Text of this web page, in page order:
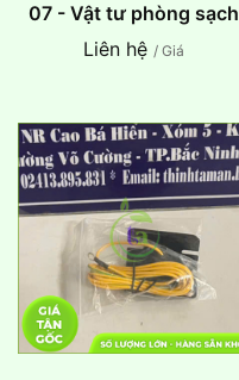
07 - Vật tư phòng sạch
Liên hệ / Giá